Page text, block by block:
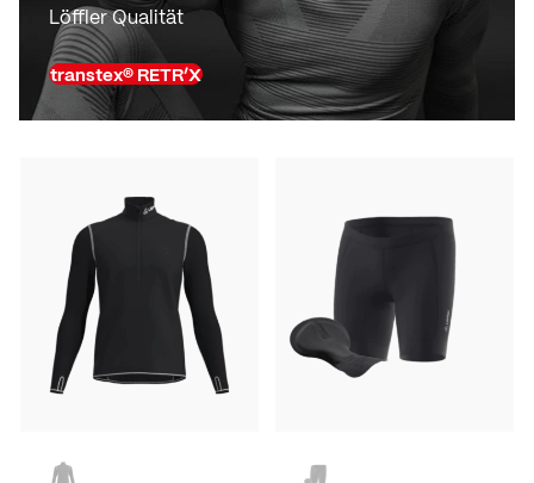
Löffler Qualität
transtex® RETR’X